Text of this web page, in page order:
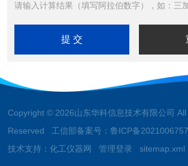
请输入计算结果（填写阿拉伯数字），如：三
Copyright © 2026山东华科信息技术有限公司
Reserved 工信部备案号：鲁ICP备
技术支持：化工仪器网 管理登录 sitemap.xml